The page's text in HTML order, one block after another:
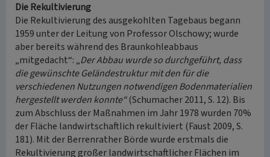
Die Rekultivierung
Die Rekultivierung des ausgekohlten Tagebaus begann
1959 unter der Leitung von Professor Olschowy; wurde
aber bereits während des Braunkohleabbaus
„mitgedacht“: „Der Abbau wurde so durchgeführt, dass
die gewünschte Geländestruktur mit den für die
verschiedenen Nutzungen notwendigen Bodenmaterialien
hergestellt werden konnte“(Schumacher 2011, S. 12). Bis
zum Abschluss der Maßnahmen im Jahr 1978 wurden 70%
der Fläche landwirtschaftlich rekultiviert (Faust 2009, S.
181). Mit der Berrenrather Börde wurde erstmals die
Rekultivierung großer landwirtschaftlicher Flächen im